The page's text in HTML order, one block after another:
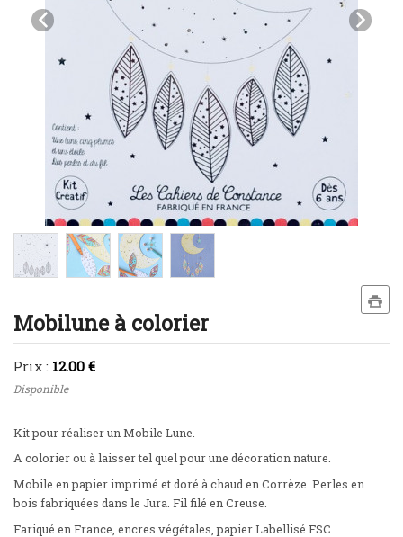
Mobilune à colorier
Prix : 12.00 €
Disponible
Kit pour réaliser un Mobile Lune.
A colorier ou à laisser tel quel pour une décoration nature.
Mobile en papier imprimé et doré à chaud en Corrèze. Perles en
bois fabriquées dans le Jura. Fil filé en Creuse.
Fariqué en France, encres végétales, papier Labellisé FSC.